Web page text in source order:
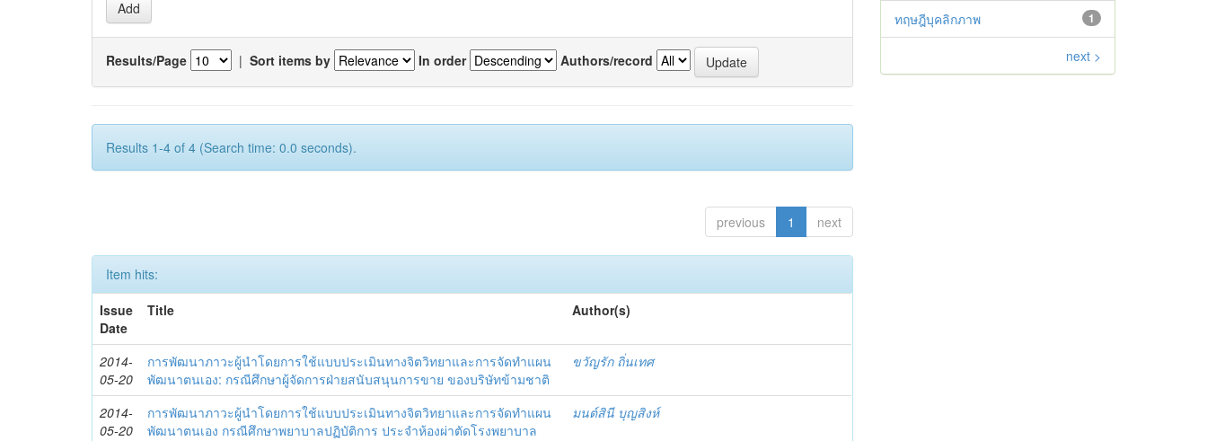
Results/Page | Sort items by In order Authors/record
Results 1-4 of 4 (Search time: 0.0 seconds).
previous 1 next
Item hits:
Issue
Date
Title Author(s)
2014-
05-20
การพัฒนาภาวะผู้นำโดยการใช้แบบประเมินทางจิตวิทยาและการจัดทำแผน
พัฒนาตนเอง: กรณีศึกษาผู้จัดการฝ่ายสนับสนุนการขาย ของบริษัทข้ามชาติ
ขวัญรัก ถิ่นเทศ
2014-
05-20
การพัฒนาภาวะผู้นำโดยการใช้แบบประเมินทางจิตวิทยาและการจัดทำแผน
พัฒนาตนเอง กรณีศึกษาพยาบาลปฏิบัติการ ประจำห้องผ่าตัดโรงพยาบาล
มนต์สินี บุญสิงห์
1
ทฤษฎีบุคลิกภาพ
next >